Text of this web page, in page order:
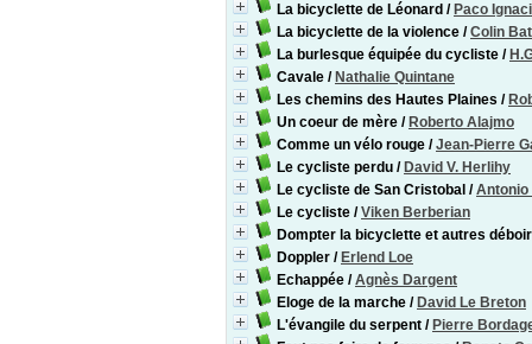
La bicyclette de Léonard / Paco
La bicyclette de la violence /Colin
La burlesque équipée du cycliste /
Cavale / Nathalie Quintane
Les chemins des Hautes Plaines /
Un coeur de mère / Roberto Alajmo
Comme un vélo rouge /Jean-Pierre
Le cycliste perdu / David V. Herlihy
Le cycliste de San Cristobal /Antonio
Le cycliste /Viken Berberian
Dompter la bicyclette et autres
Doppler / Erlend Loe
Echappée /Agnès Dargent
Eloge de la marche / David Le Breton
L'évangile du serpent / Pierre